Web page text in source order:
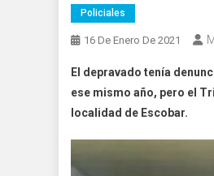
Policiales
16 De Enero De 2021
El depravado tenía
ese mismo año, pero el
localidad de Escobar.